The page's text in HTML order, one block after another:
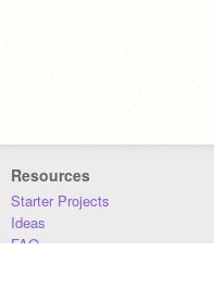
Resources
Starter Projects
Ideas
FAQ